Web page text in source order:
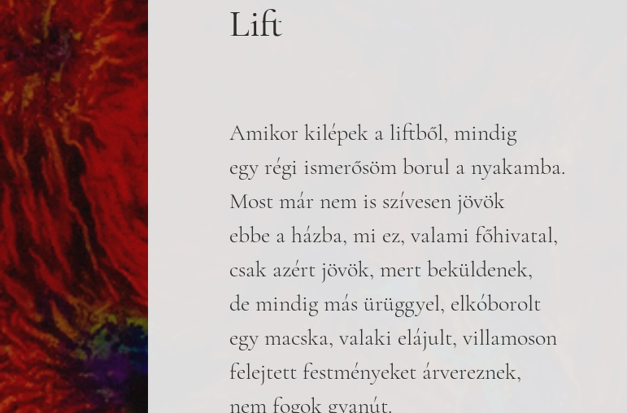
Lift
Amikor kilépek a liftből, mindig
egy régi ismerősöm borul a nyakamba.
Most már nem is szívesen jövök
ebbe a házba, mi ez, valami főhivatal,
csak azért jövök, mert beküldenek,
de mindig más ürüggyel, elkóborolt
egy macska, valaki elájult, villamoson
felejtett festményeket árvereznek,
nem fogok gyanút.